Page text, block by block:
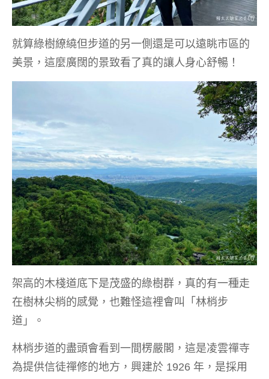
就算綠樹繚繞但步道的另一側還是可以遠眺市區的
美景，這麼廣闊的景致看了真的讓人身心舒暢！
架高的木棧道底下是茂盛的綠樹群，真的有一種走
在樹林尖梢的感覺，也難怪這裡會叫「林梢步
道」。
林梢步道的盡頭會看到一間楞嚴閣，這是凌雲禪寺
為提供信徒禪修的地方，興建於 1926 年，是採用